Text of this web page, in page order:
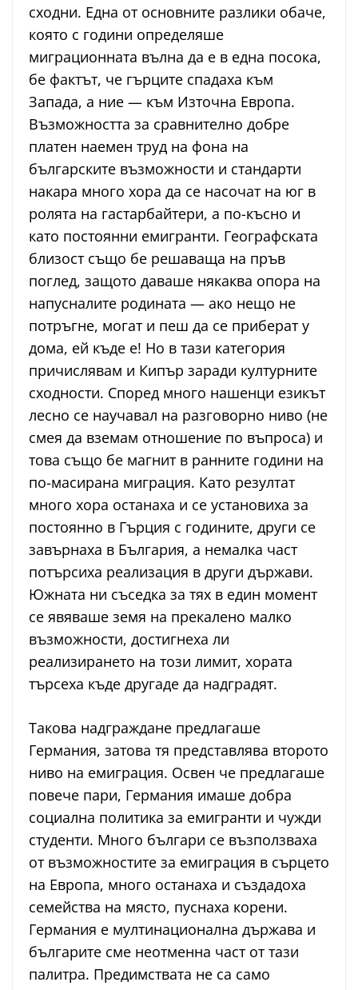
сходни. Една от основните разлики обаче,
която с години определяше
миграционната вълна да е в една посока,
бе фактът, че гърците спадаха към
Запада, а ние — към Източна Европа.
Възможността за сравнително добре
платен наемен труд на фона на
българските възможности и стандарти
накара много хора да се насочат на юг в
ролята на гастарбайтери, а по-късно и
като постоянни емигранти. Географската
близост също бе решаваща на пръв
поглед, защото даваше някаква опора на
напусналите родината — ако нещо не
потръгне, могат и пеш да се приберат у
дома, ей къде е! Но в тази категория
причислявам и Кипър заради културните
сходности. Според много нашенци езикът
лесно се научавал на разговорно ниво (не
смея да вземам отношение по въпроса) и
това също бе магнит в ранните години на
по-масирана миграция. Като резултат
много хора останаха и се установиха за
постоянно в Гърция с годините, други се
завърнаха в България, а немалка част
потърсиха реализация в други държави.
Южната ни съседка за тях в един момент
се явяваше земя на прекалено малко
възможности, достигнеха ли
реализирането на този лимит, хората
търсеха къде другаде да надградят.
Такова надграждане предлагаше
Германия, затова тя представлява второто
ниво на емиграция. Освен че предлагаше
повече пари, Германия имаше добра
социална политика за емигранти и чужди
студенти. Много българи се възползваха
от възможностите за емиграция в сърцето
на Европа, много останаха и създадоха
семейства на място, пуснаха корени.
Германия е мултинационална държава и
българите сме неотменна част от тази
палитра. Предимствата не са само